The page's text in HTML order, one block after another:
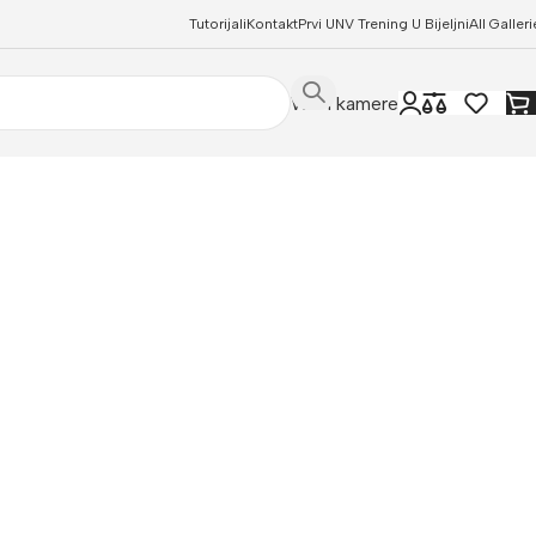
TutorijaliKontaktPrvi UNV Trening U BijeljniAll
WIFI kamere